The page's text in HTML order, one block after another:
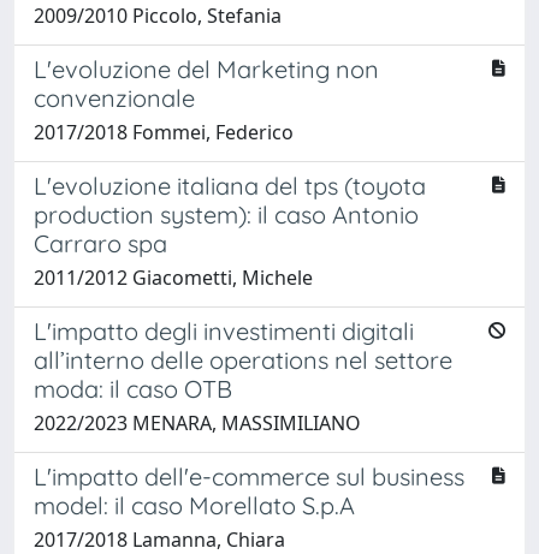
2009/2010 Piccolo, Stefania
L'evoluzione del Marketing non
convenzionale
2017/2018 Fommei, Federico
L'evoluzione italiana del tps (toyota
production system): il caso Antonio
Carraro spa
2011/2012 Giacometti, Michele
L'impatto degli investimenti digitali
all’interno delle operations nel settore
moda: il caso OTB
2022/2023 MENARA, MASSIMILIANO
L'impatto dell'e-commerce sul business
model: il caso Morellato S.p.A
2017/2018 Lamanna, Chiara